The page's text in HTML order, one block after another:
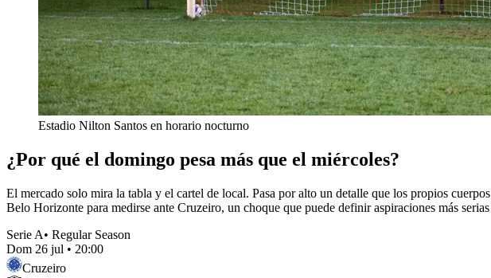
Estadio Nilton Santos en horario nocturno
¿Por qué el domingo pesa más que el miércoles?
El mercado solo mira la tabla y el cartel de local. Pasa por alto un detalle que los propios
Belo Horizonte para medirse ante Cruzeiro, un choque que puede definir aspiraciones más
Serie A• Regular Season
Dom 26 jul • 20:00
Cruzeiro